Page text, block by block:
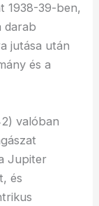
1938-39-ben,
darab
jutása után
és a
valóban
Jupiter
és